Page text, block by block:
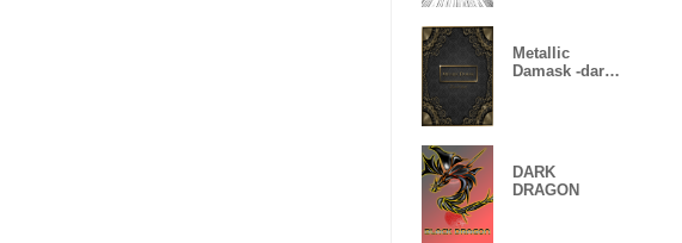
Metallic
Damask -dark
DARK
DRAGON